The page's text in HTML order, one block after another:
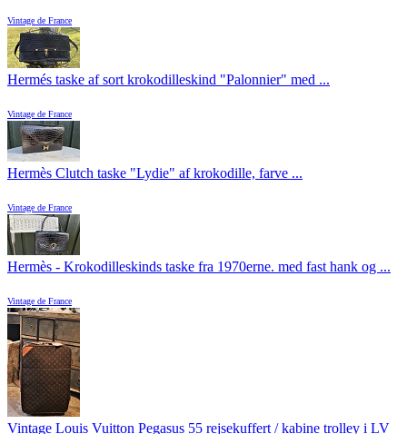
Vintage de France
Hermés taske af sort krokodilleskind "Palonnier" med ...
Vintage de France
Hermès Clutch taske "Lydie" af krokodille, farve ...
Vintage de France
Hermès - Krokodilleskinds taske fra 1970erne. med fast hank og ...
Vintage de France
Vintage Louis Vuitton Pegasus 55 rejsekuffert / kabine trolley i LV